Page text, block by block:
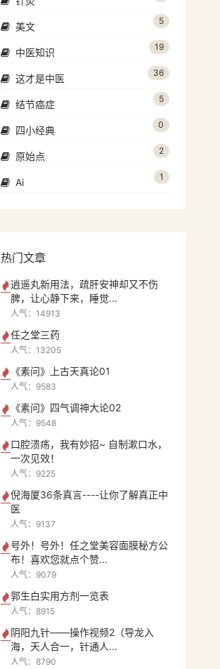
美文 5
中医知识 19
这才是中医 36
结节癌症 5
四小经典 0
原始点 2
Ai 1
热门文章
逍遥丸新用法，疏肝安神却又不伤
脾，让心静下来，睡觉...
人气：14913
任之堂三药
人气：13205
《素问》上古天真论01
人气：9583
《素问》四气调神大论02
人气：9548
口腔溃疡，我有妙招~ 自制漱口水，
一次见效！
人气：9225
倪海厦36条真言----让你了解真正中
医
人气：9137
号外！号外！任之堂美容面膜秘方公
布！喜欢您就点个赞...
人气：9079
郭生白实用方剂一览表
人气：8915
阴阳九针——操作视频2（导龙入
海，天人合一，针通人...
人气：8790